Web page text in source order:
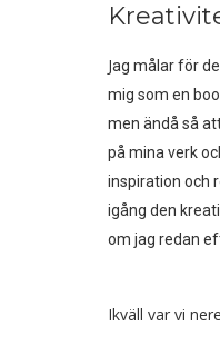
Jag målar för
mig som en
men ändå så
på mina verk
inspiration och
igång den
om jag redan
Ikväll var vi